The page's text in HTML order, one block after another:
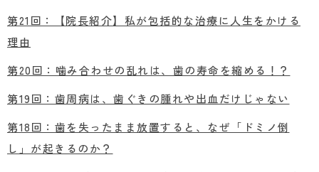
第21回：【院長紹介】私が包括的な治療に人生をかける
理由
第20回：噛み合わせの乱れは、歯の寿命を縮める！？
第19回：歯周病は、歯ぐきの腫れや出血だけじゃない
第18回：歯を失ったまま放置すると、なぜ「ドミノ倒
し」が起きるのか？